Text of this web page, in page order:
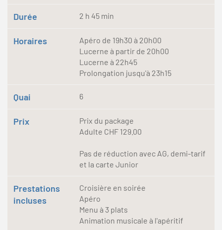
Durée 2 h 45 min
Horaires
Apéro de 19h30 à 20h00
Lucerne à partir de 20h00
Lucerne à 22h45
Prolongation jusqu'à 23h15
Quai 6
Prix
Prix du package
Adulte CHF 129.00
Pas de réduction avec AG, demi-tarif
et la carte Junior
Prestations
incluses
Croisière en soirée
Apéro
Menu à 3 plats
Animation musicale à l'apéritif